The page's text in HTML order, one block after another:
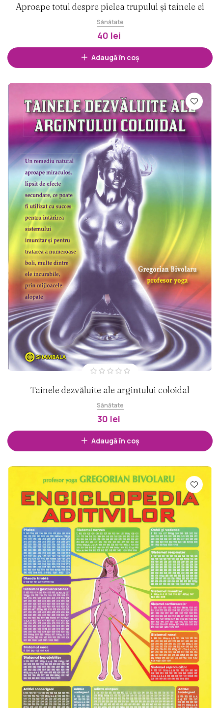
Aproape totul despre pielea trupului și tainele ei
Sănătate
40 lei
Adaugă în coș
Tainele dezvăluite ale argintului coloidal
Sănătate
30 lei
Adaugă în coș